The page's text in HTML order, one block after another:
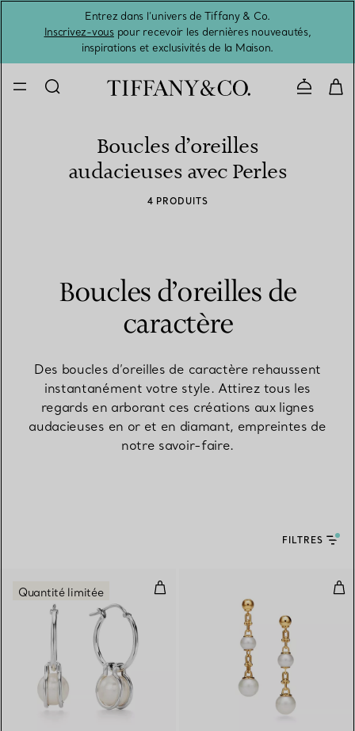
Entrez dans l’univers de Tiffany & Co.
Inscrivez-vouspour recevoir les dernières nouveautés,
inspirations et exclusivités de la Maison.
Boucles d’oreilles
audacieuses avec Perles
4 PRODUITS
Boucles d’oreilles de
caractère
Des boucles d’oreilles de caractère rehaussent
instantanément votre style. Attirez tous les
regards en arborant ces créations aux lignes
audacieuses en or et en diamant, empreintes de
notre savoir-faire.
FILTRES
Boucles d’oreilles créoles en
Quantité limitée